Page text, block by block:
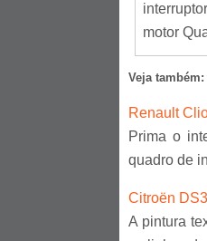
motor
Veja também:
Renault
Prima o
quadro de
Citroën
A pintura